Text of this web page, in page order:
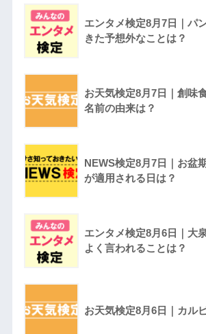
エンタメ検定8月7日｜パ
きた予想外なことは？
お天気検定8月7日｜創味
名前の由来は？
NEWS検定8月7日｜お盆
が適用される日は？
エンタメ検定8月6日｜大
よく言われることは？
お天気検定8月6日｜カル